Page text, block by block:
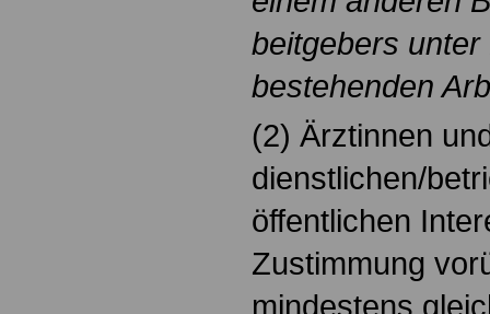
beitgebers
bestehenden
(2) Ärztinnen
dienstlichen/
öffentlichen
Zustimmung
mindestens